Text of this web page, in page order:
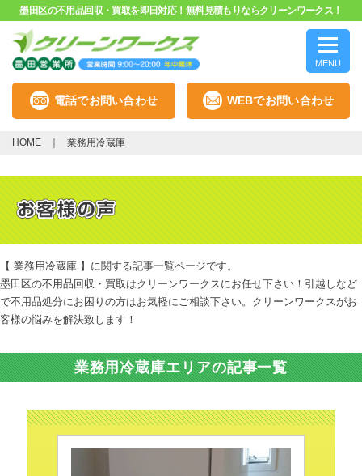
墨田区の不用品回収・買取を即日対応！無料見積もりならクリーンワークス！
MENU
電話でお問い合わせ WEBでお問い合わせ
HOME 業務用冷蔵庫
【 業務用冷蔵庫 】に関する記事一覧ページです。
墨田区の不用品回収・買取はクリーンワークスにお任せ下さい！引越しなど
で不用品処分にお困りの方はお気軽にご相談下さい。クリーンワークスがお
客様の悩みを解決致します！
業務用冷蔵庫エリアの記事一覧